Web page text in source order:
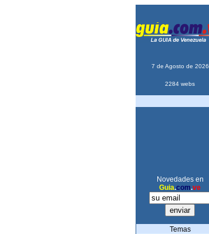
7 de Agosto de 2026
2284 webs
Novedades en
Guia.com.ve
Temas